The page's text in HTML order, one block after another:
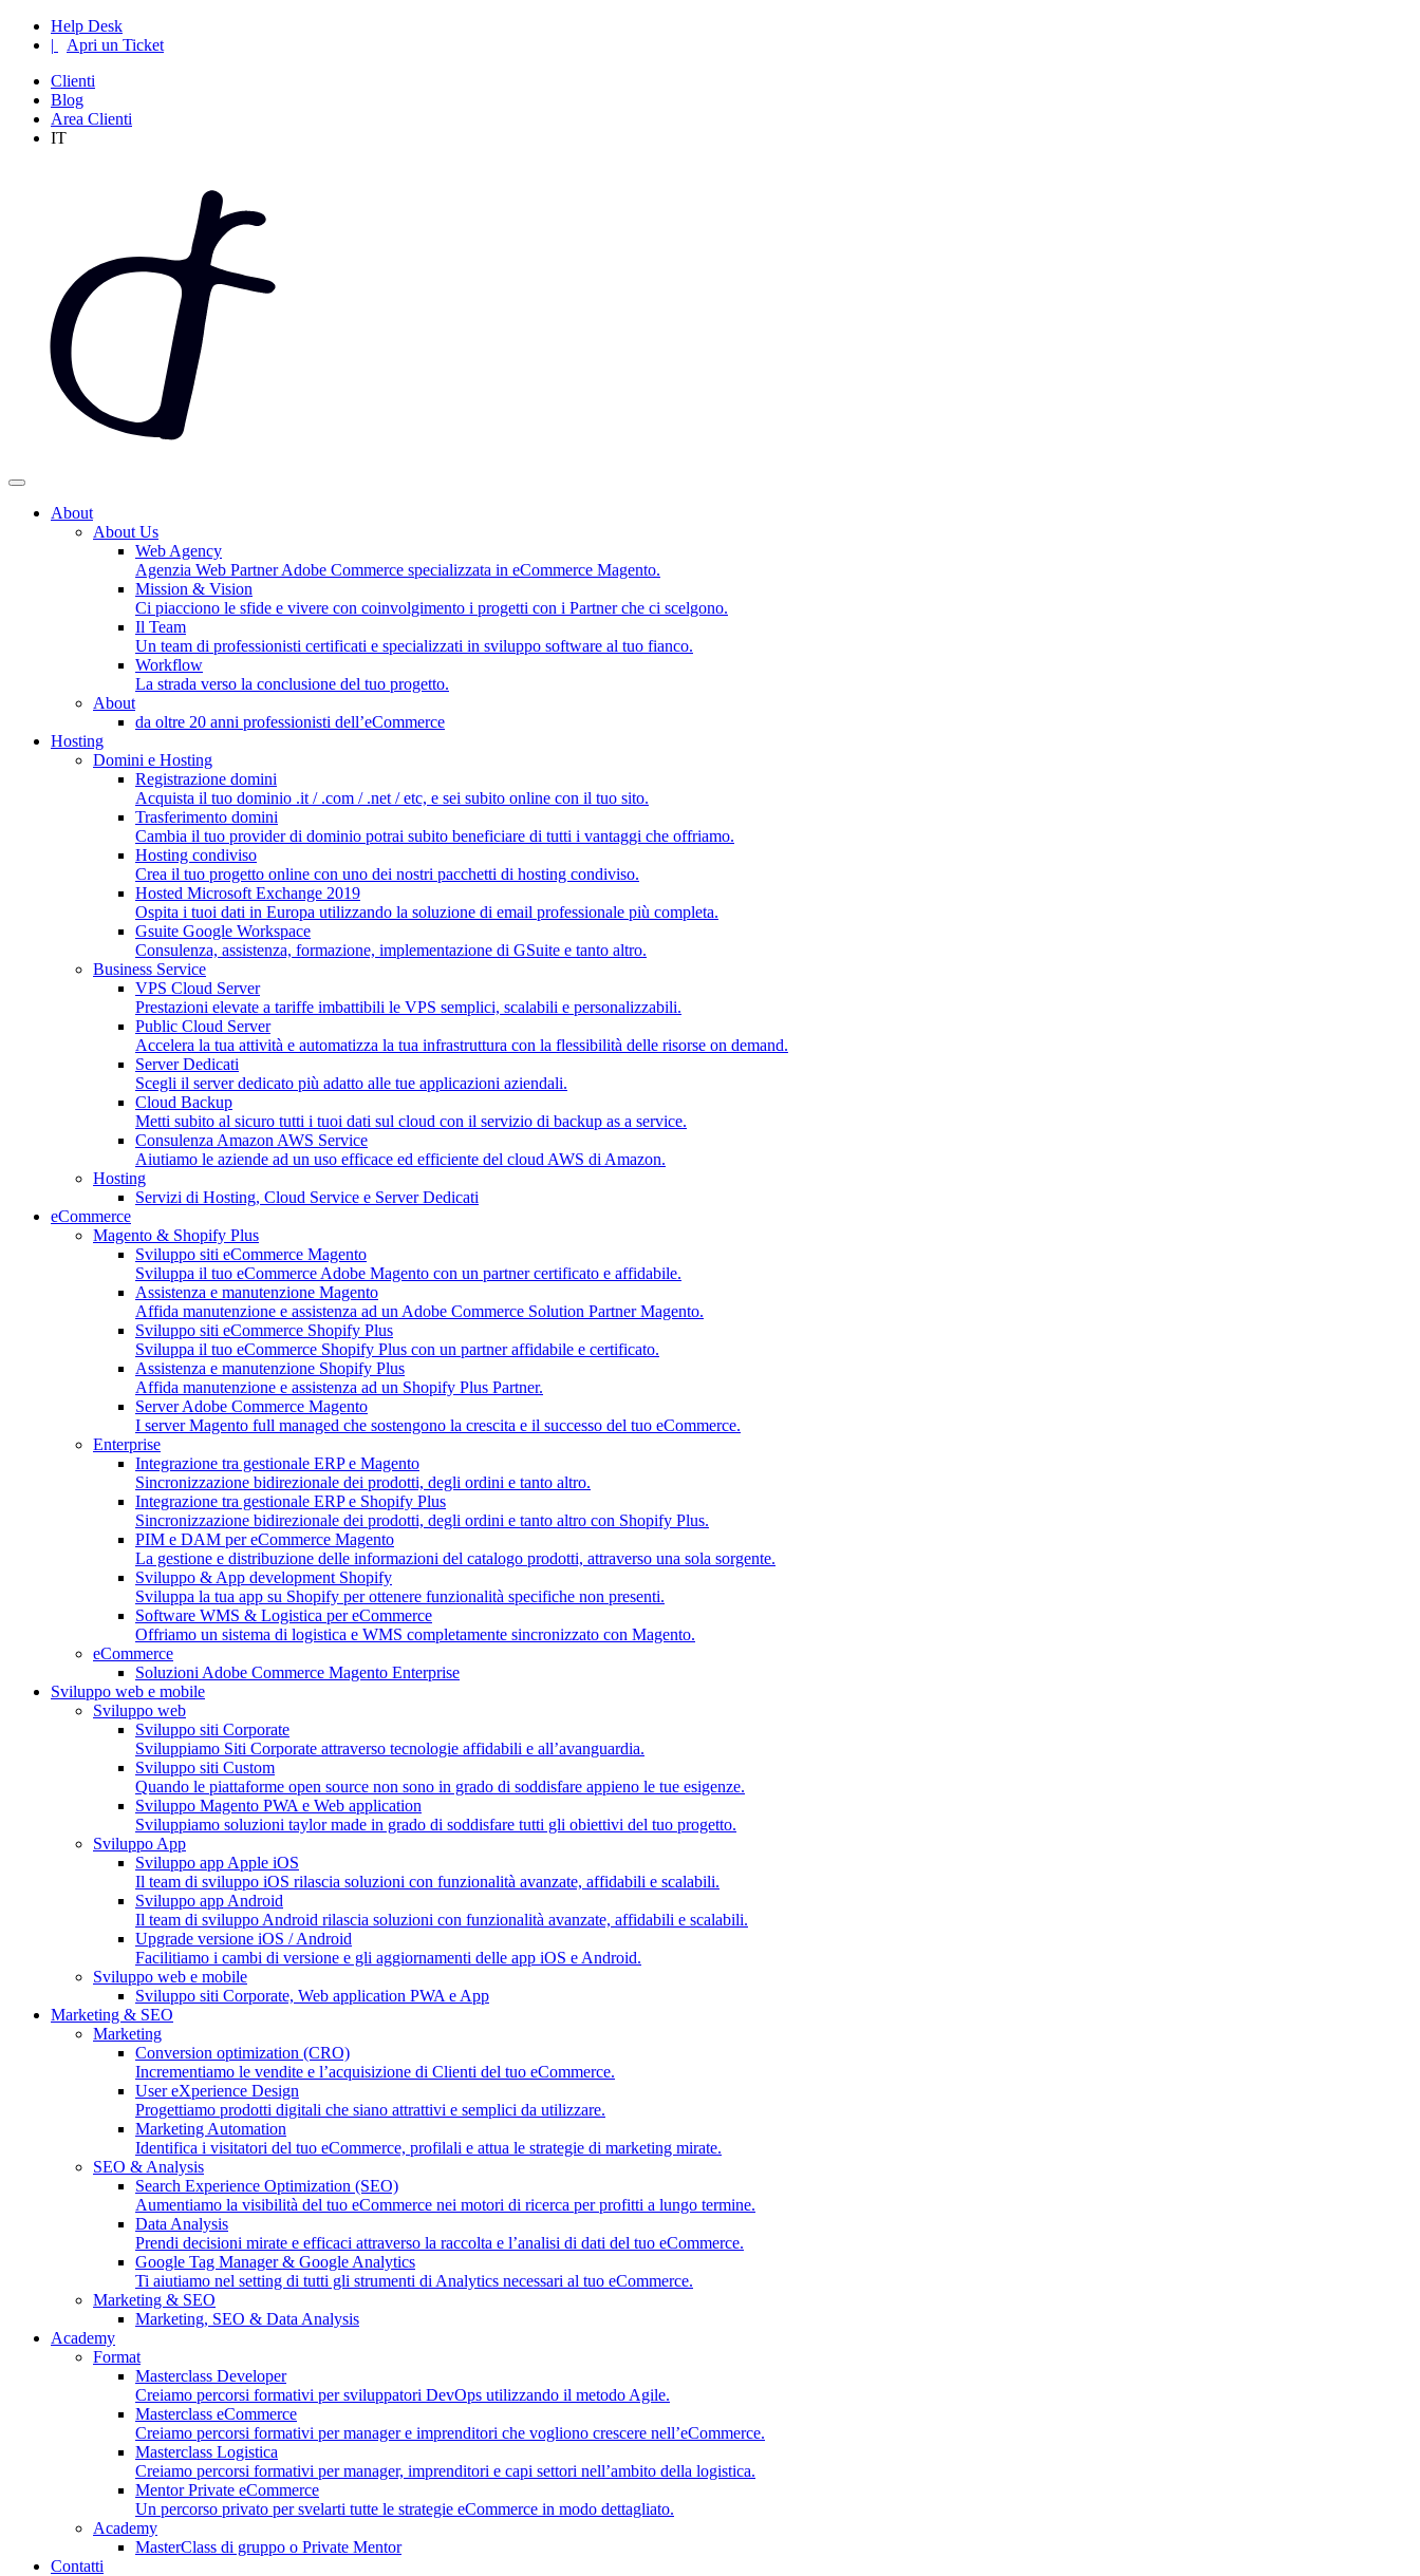
Help Desk
|
Apri un Ticket
Clienti
Blog
Area Clienti
IT
About
About Us
Web Agency
Agenzia Web Partner Adobe Commerce specializzata in eCommerce Magento.
Mission & Vision
Ci piacciono le sfide e vivere con coinvolgimento i progetti con i Partner che ci scelgono.
Il Team
Un team di professionisti certificati e specializzati in sviluppo software al tuo fianco.
Workflow
La strada verso la conclusione del tuo progetto.
About
da oltre 20 anni professionisti dell’eCommerce
Hosting
Domini e Hosting
Registrazione domini
Acquista il tuo dominio .it / .com / .net / etc, e sei subito online con il tuo sito.
Trasferimento domini
Cambia il tuo provider di dominio potrai subito beneficiare di tutti i vantaggi che offriamo.
Hosting condiviso
Crea il tuo progetto online con uno dei nostri pacchetti di hosting condiviso.
Hosted Microsoft Exchange 2019
Ospita i tuoi dati in Europa utilizzando la soluzione di email professionale più completa.
Gsuite Google Workspace
Consulenza, assistenza, formazione, implementazione di GSuite e tanto altro.
Business Service
VPS Cloud Server
Prestazioni elevate a tariffe imbattibili le VPS semplici, scalabili e personalizzabili.
Public Cloud Server
Accelera la tua attività e automatizza la tua infrastruttura con la flessibilità delle risorse on demand.
Server Dedicati
Scegli il server dedicato più adatto alle tue applicazioni aziendali.
Cloud Backup
Metti subito al sicuro tutti i tuoi dati sul cloud con il servizio di backup as a service.
Consulenza Amazon AWS Service
Aiutiamo le aziende ad un uso efficace ed efficiente del cloud AWS di Amazon.
Hosting
Servizi di Hosting, Cloud Service e Server Dedicati
eCommerce
Magento & Shopify Plus
Sviluppo siti eCommerce Magento
Sviluppa il tuo eCommerce Adobe Magento con un partner certificato e affidabile.
Assistenza e manutenzione Magento
Affida manutenzione e assistenza ad un Adobe Commerce Solution Partner Magento.
Sviluppo siti eCommerce Shopify Plus
Sviluppa il tuo eCommerce Shopify Plus con un partner affidabile e certificato.
Assistenza e manutenzione Shopify Plus
Affida manutenzione e assistenza ad un Shopify Plus Partner.
Server Adobe Commerce Magento
I server Magento full managed che sostengono la crescita e il successo del tuo eCommerce.
Enterprise
Integrazione tra gestionale ERP e Magento
Sincronizzazione bidirezionale dei prodotti, degli ordini e tanto altro.
Integrazione tra gestionale ERP e Shopify Plus
Sincronizzazione bidirezionale dei prodotti, degli ordini e tanto altro con Shopify Plus.
PIM e DAM per eCommerce Magento
La gestione e distribuzione delle informazioni del catalogo prodotti, attraverso una sola sorgente.
Sviluppo & App development Shopify
Sviluppa la tua app su Shopify per ottenere funzionalità specifiche non presenti.
Software WMS & Logistica per eCommerce
Offriamo un sistema di logistica e WMS completamente sincronizzato con Magento.
eCommerce
Soluzioni Adobe Commerce Magento Enterprise
Sviluppo web e mobile
Sviluppo web
Sviluppo siti Corporate
Sviluppiamo Siti Corporate attraverso tecnologie affidabili e all’avanguardia.
Sviluppo siti Custom
Quando le piattaforme open source non sono in grado di soddisfare appieno le tue esigenze.
Sviluppo Magento PWA e Web application
Sviluppiamo soluzioni taylor made in grado di soddisfare tutti gli obiettivi del tuo progetto.
Sviluppo App
Sviluppo app Apple iOS
Il team di sviluppo iOS rilascia soluzioni con funzionalità avanzate, affidabili e scalabili.
Sviluppo app Android
Il team di sviluppo Android rilascia soluzioni con funzionalità avanzate, affidabili e scalabili.
Upgrade versione iOS / Android
Facilitiamo i cambi di versione e gli aggiornamenti delle app iOS e Android.
Sviluppo web e mobile
Sviluppo siti Corporate, Web application PWA e App
Marketing & SEO
Marketing
Conversion optimization (CRO)
Incrementiamo le vendite e l’acquisizione di Clienti del tuo eCommerce.
User eXperience Design
Progettiamo prodotti digitali che siano attrattivi e semplici da utilizzare.
Marketing Automation
Identifica i visitatori del tuo eCommerce, profilali e attua le strategie di marketing mirate.
SEO & Analysis
Search Experience Optimization (SEO)
Aumentiamo la visibilità del tuo eCommerce nei motori di ricerca per profitti a lungo termine.
Data Analysis
Prendi decisioni mirate e efficaci attraverso la raccolta e l’analisi di dati del tuo eCommerce.
Google Tag Manager & Google Analytics
Ti aiutiamo nel setting di tutti gli strumenti di Analytics necessari al tuo eCommerce.
Marketing & SEO
Marketing, SEO & Data Analysis
Academy
Format
Masterclass Developer
Creiamo percorsi formativi per sviluppatori DevOps utilizzando il metodo Agile.
Masterclass eCommerce
Creiamo percorsi formativi per manager e imprenditori che vogliono crescere nell’eCommerce.
Masterclass Logistica
Creiamo percorsi formativi per manager, imprenditori e capi settori nell’ambito della logistica.
Mentor Private eCommerce
Un percorso privato per svelarti tutte le strategie eCommerce in modo dettagliato.
Academy
MasterClass di gruppo o Private Mentor
Contatti